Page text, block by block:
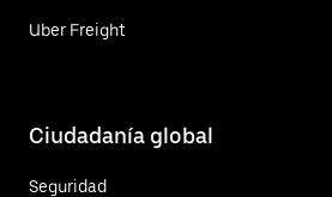
Uber Freight
Ciudadanía global
Seguridad